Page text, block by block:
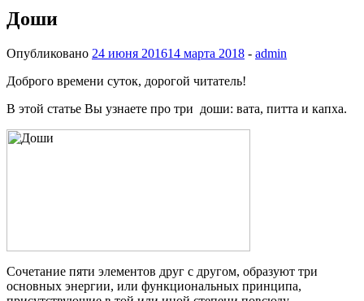
Доши
Опубликовано 24 июня 201614 марта 2018 - admin
Доброго времени суток, дорогой читатель!
В этой статье Вы узнаете про три доши: вата, питта и капха.
Сочетание пяти элементов друг с другом, образуют три
основных энергии, или функциональных принципа,